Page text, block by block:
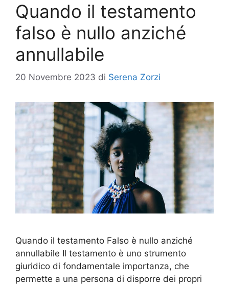
Quando il testamento
falso è nullo anziché
annullabile
20 Novembre 2023 di Serena Zorzi
Quando il testamento Falso è nullo anziché
annullabile Il testamento è uno strumento
giuridico di fondamentale importanza, che
permette a una persona di disporre dei propri